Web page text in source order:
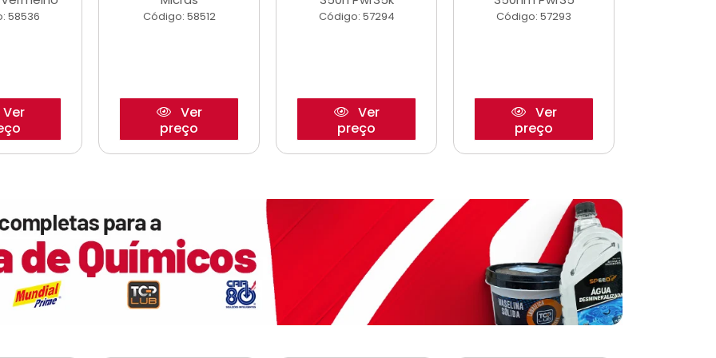
58536
Ver
Código: 58512
Ver
preço
Código: 57294
Ver
preço
Código: 57293
Ver
preço